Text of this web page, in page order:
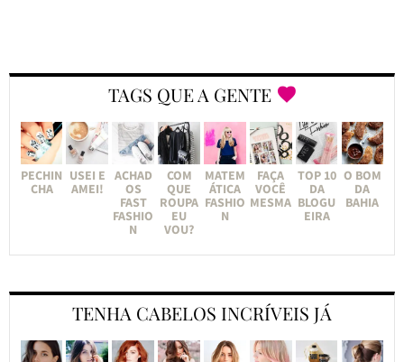
TAGS QUE A GENTE
PECHIN
CHA
USEI E
AMEI!
ACHAD
OS
FAST
FASHIO
N
COM
QUE
ROUPA
EU
VOU?
MATEM
ÁTICA
FASHIO
N
FAÇA
VOCÊ
MESMA
TOP 10
DA
BLOGU
EIRA
O BOM
DA
BAHIA
TENHA CABELOS INCRÍVEIS JÁ